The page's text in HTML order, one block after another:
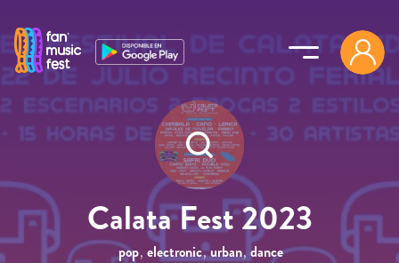
Calata Fest 2023
pop, electronic,urban, dance